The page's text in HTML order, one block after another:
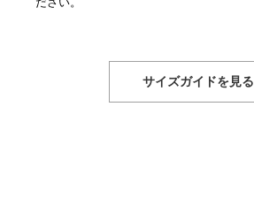
サイズガイドを見る